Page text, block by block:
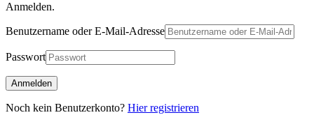
Anmelden.
Benutzername oder E-Mail-Adresse
Passwort
Noch kein Benutzerkonto? Hier registrieren